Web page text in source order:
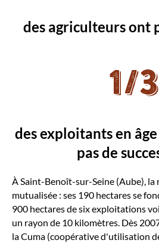
des agriculteurs ont
1/3
des exploitants en
pas de
À Saint-Benoît-sur-Seine (Aube), la
mutualisée : ses 190 hectares se
900 hectares de six exploitations
un rayon de 10 kilomètres. Dès
la Cuma (coopérative d'utilisation